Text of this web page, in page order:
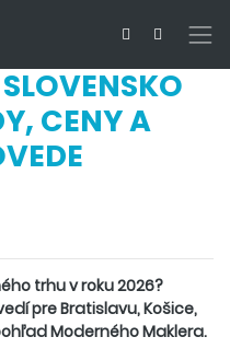
CENY A
trhu v roku 2026?
pre Bratislavu, Košice,
Moderného Maklera.